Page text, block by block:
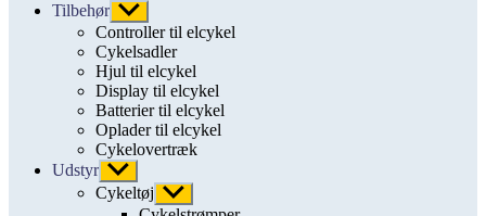
Tilbehør Vis
undermenu
Controller til elcykel
Cykelsadler
Hjul til elcykel
Display til elcykel
Batterier til elcykel
Oplader til elcykel
Cykelovertræk
Udstyr Vis
undermenu
Cykeltøj Vis
undermenu